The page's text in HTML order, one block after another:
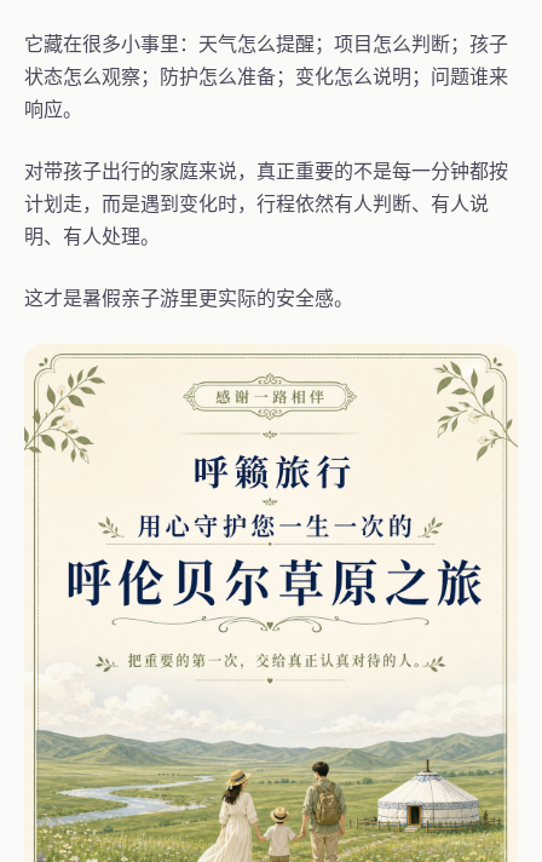
它藏在很多小事里：天气怎么提醒；项目怎么判断；孩子
状态怎么观察；防护怎么准备；变化怎么说明；问题谁来
响应。
对带孩子出行的家庭来说，真正重要的不是每一分钟都按
计划走，而是遇到变化时，行程依然有人判断、有人说
明、有人处理。
这才是暑假亲子游里更实际的安全感。